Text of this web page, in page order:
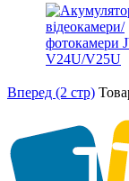
Вперед (2 стр)